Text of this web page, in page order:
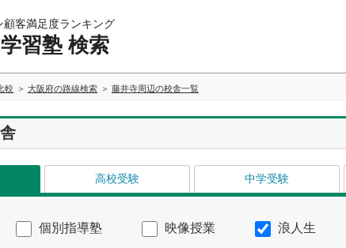
顧客満足度ランキング
習塾 検索
較 大阪府の路線検索 藤井寺周辺の校舎一覧
高校受験 中学受験
個別指導塾 映像授業 浪人生